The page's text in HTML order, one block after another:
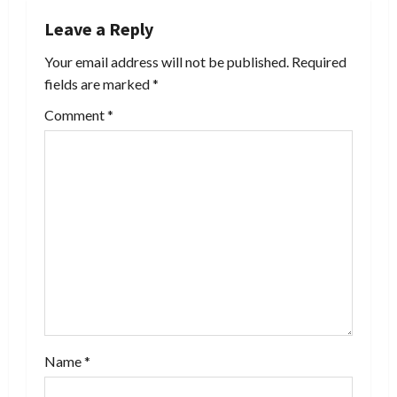
v
i
n
Leave a Reply
Your email address will not be published. Required
fields are marked*
Comment*
Name*